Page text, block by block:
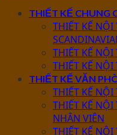
THIẾT KẾ CHUNG
THIẾT KẾ NỘI
THIẾT KẾ
THIẾT KẾ NỘI
THIẾT KẾ VĂN
THIẾT KẾ
THIẾT KẾ NỘI
NHÂN VIÊN
THIẾT KẾ